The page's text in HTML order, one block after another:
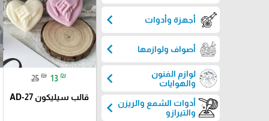
أجهزة وأدوات chevron_left
أصواف ولوازمها chevron_left
لوازم الفنون
والهوايات
chevron_left
أدوات الشمع والريزن
والتيرازو
chevron_left
25 ₪ 13 ₪
قالب سيليكون AD-27